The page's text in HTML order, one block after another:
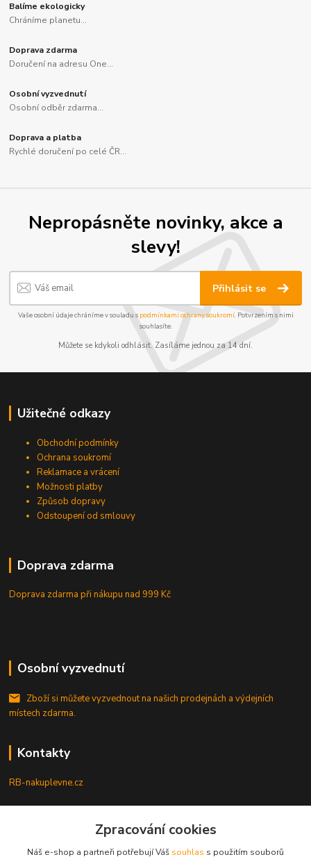
Balíme ekologicky
Chráníme planetu...
Doprava zdarma
Doručení na adresu One...
Osobní vyzvednutí
Osobní odběr zdarma...
Doprava a platba
Rychlé doručení po celé ČR...
Nepropásněte novinky, akce a
slevy!
Přihlásit se
Vaše osobní údaje chráníme v souladu s podmínkami ochrany soukromí. Potvrzením s nimi
souhlasíte.
Můžete se kdykoli odhlásit. Zasíláme jednou za 14 dní.
Užitečné odkazy
Obchodní podmínky
Ochrana soukromí
Reklamace a vrácení
Možnosti platby
Způsob dopravy
Odstoupení od smlouvy
Doprava zdarma
Doprava zdarma při nákupunad 999 Kč
Osobní vyzvednutí
Zboží si můžete vyzvednout na našich prodejnách a výdejních
místech zdarma.
Kontakty
RB-nakuplevne.cz
+420 222722421Zpracování cookies
Náš e-shop a partneři potřebují Váš souhlas s použitím souborů